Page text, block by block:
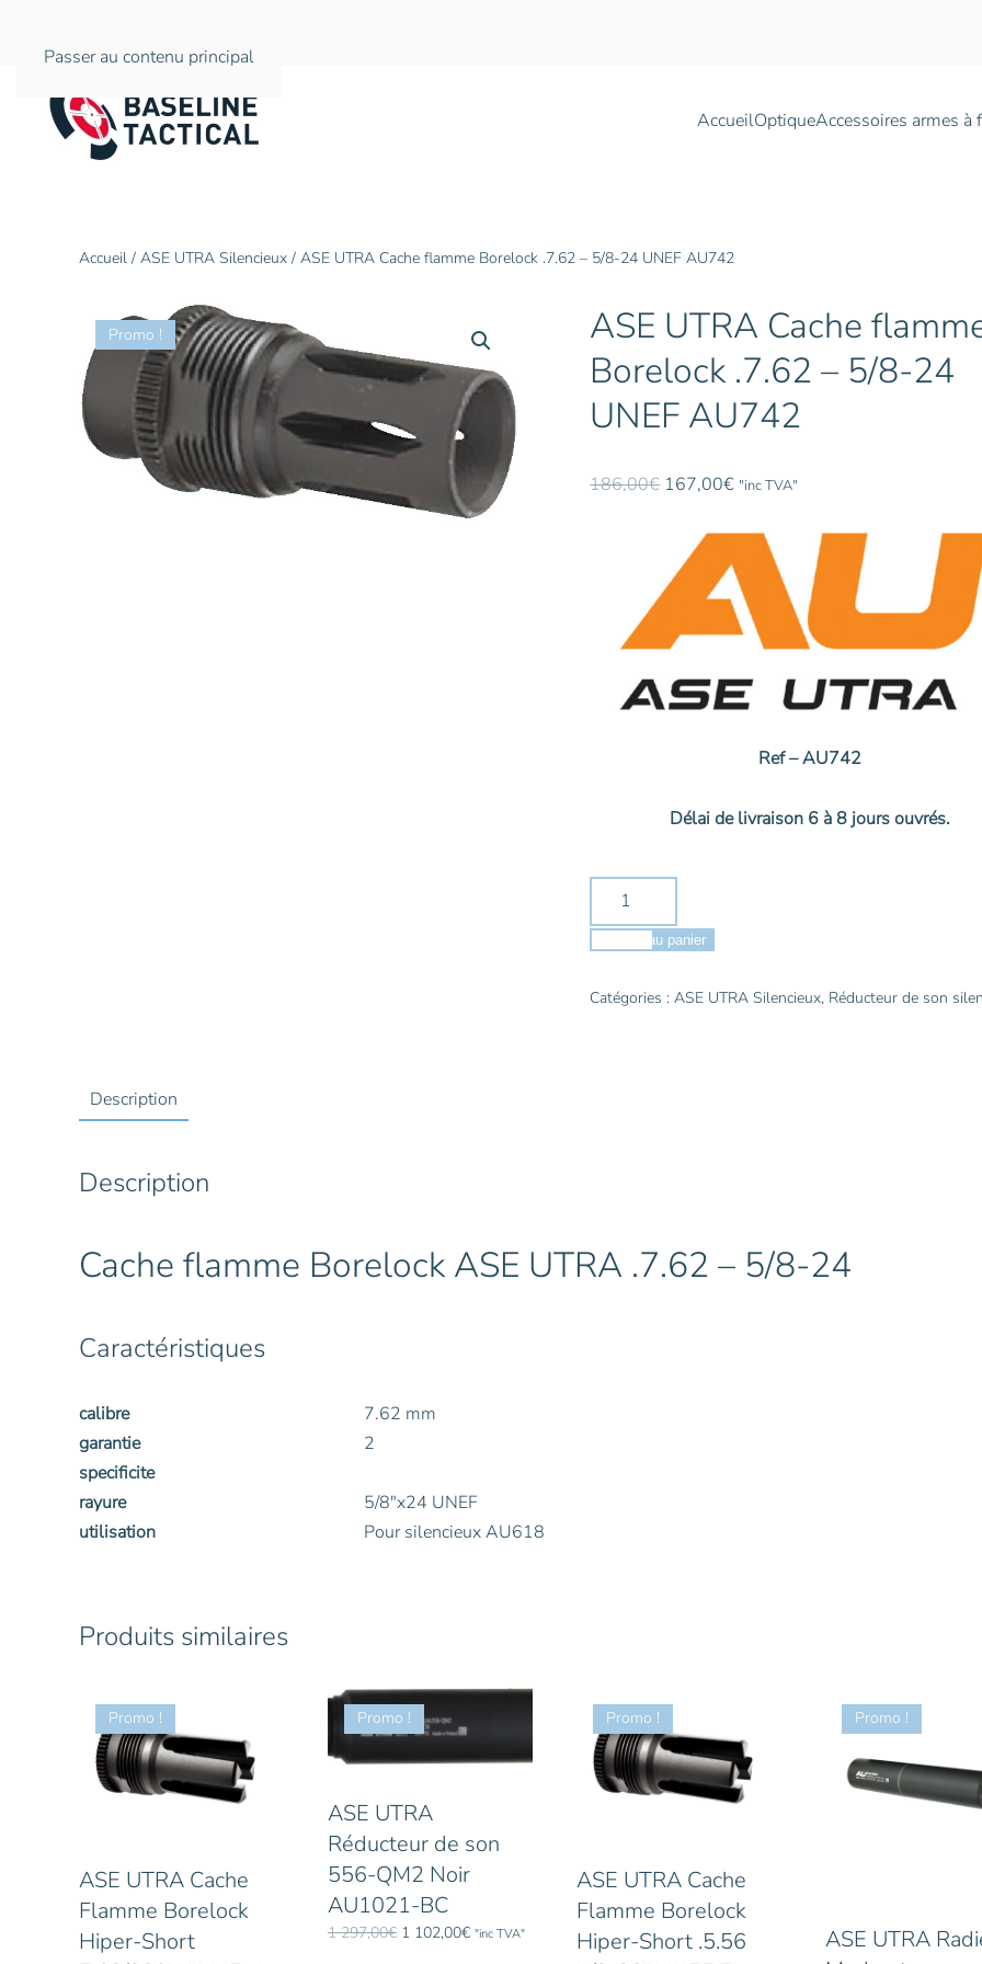
Passer au contenu principal
AccueilOptiqueAccessoires armes à
Accueil / ASE UTRA Silencieux / ASE UTRA Cache flamme Borelock .7.62 – 5/8-24 UNEF AU742
Promo !
ASE UTRA Cache
Borelock .7.62 – 5/8-24
UNEF AU742
186,00€ Le
initial
était :
186,00€.
167,00€Le
actuel
est :
167,00€.
"inc TVA"
Ref – AU742
Délai de livraison 6 à 8 jours ouvrés.
quantité
ASE
Cache
Ajouter au panier
Catégories :ASE UTRA Silencieux, Réducteur de son
Description
Description
Cache flamme Borelock ASE UTRA .7.62 – 5/8-24
Caractéristiques
calibre
7.62 mm
garantie
2
specificite
rayure
5/8″x24 UNEF
utilisation
Pour silencieux AU618
Produits similaires
Promo !
ASE UTRA Cache
Flamme Borelock
Hiper-Short
Promo !
ASE UTRA
Réducteur de son
556-QM2 Noir
AU1021-BC
1 297,00€ Le
1 102,00€Le"inc TVA"
Promo !
ASE UTRA Cache
Flamme Borelock
Hiper-Short .5.56
Promo !
ASE UTRA